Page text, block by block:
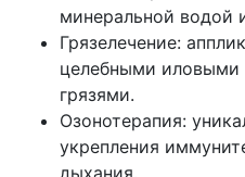
минеральной водой
Грязелечение:
целебными иловыми
грязями.
Озонотерапия:
укрепления